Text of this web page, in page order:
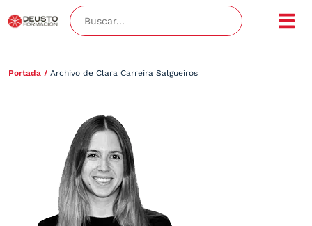
Portada / Archivo de Clara Carreira Salgueiros